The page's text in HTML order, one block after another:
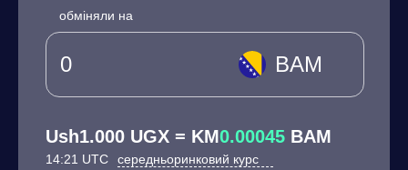
обміняли на
BAM
Ush1.000 UGX = KM0.00045 BAM
14:21 UTC середньоринковий курс